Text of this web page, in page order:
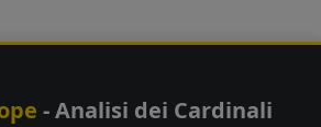
- Analisi dei Cardinali